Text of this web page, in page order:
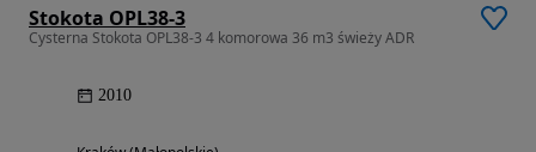
Stokota OPL38-3
Cysterna Stokota OPL38-3 4 komorowa 36 m3 świeży ADR
2010